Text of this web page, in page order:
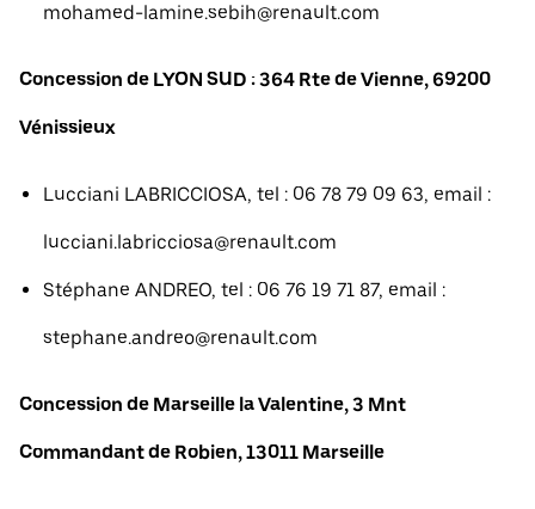
mohamed-lamine.sebih@renault.com
Concession de LYON SUD : 364 Rte de Vienne, 69200
Vénissieux
Lucciani LABRICCIOSA, tel : 06 78 79 09 63, email :
lucciani.labricciosa@renault.com
Stéphane ANDREO, tel : 06 76 19 71 87, email :
stephane.andreo@renault.com
Concession de Marseille la Valentine, 3 Mnt
Commandant de Robien, 13011 Marseille